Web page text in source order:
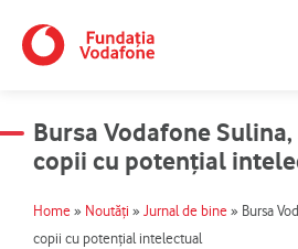
content
Bursa Vodafone
copii cu potențial
Home » Noutăți » Jurnal de bine » Bursa
copii cu potențial intelectual